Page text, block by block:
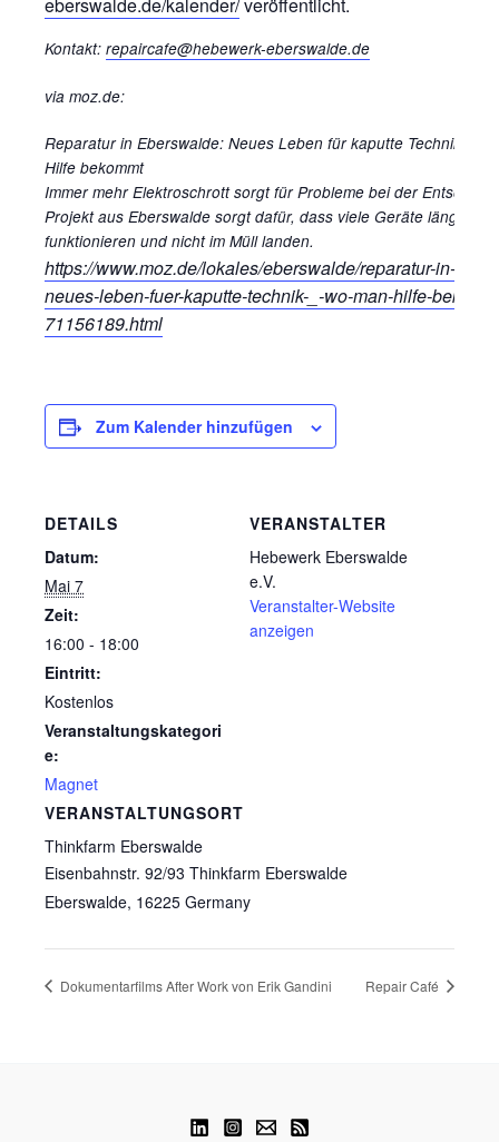
eberswalde.de/kalender/veröffentlicht.
Kontakt: repaircafe@hebewerk-eberswalde.de
via moz.de:
Reparatur in Eberswalde: Neues Leben für kaputte Technik –
Hilfe bekommt
Immer mehr Elektroschrott sorgt für Probleme bei der
Projekt aus Eberswalde sorgt dafür, dass viele Geräte länger
funktionieren und nicht im Müll landen.
https://www.moz.de/lokales/eberswalde/reparatur-in-
neues-leben-fuer-kaputte-technik-_-wo-man-hilfe-
71156189.html
Zum Kalender hinzufügen
DETAILS
Datum:
Mai 7
Zeit:
16:00 - 18:00
Eintritt:
Kostenlos
Veranstaltungskategori
e:
Magnet
VERANSTALTUNGSORT
Thinkfarm Eberswalde
Eisenbahnstr. 92/93 Thinkfarm Eberswalde
Eberswalde, 16225 Germany
VERANSTALTER
Hebewerk Eberswalde
e.V.
Veranstalter-Website
anzeigen
Dokumentarfilms After Work von Erik Gandini Repair Café